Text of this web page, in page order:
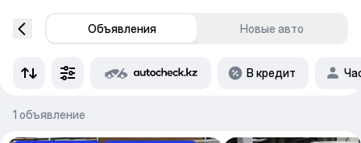
Объявления Новые авто
В кредит
1 объявление